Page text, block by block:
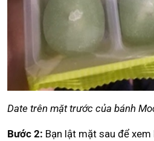
Date trên mặt trước của bánh
Bước 2: Bạn lật mặt sau để